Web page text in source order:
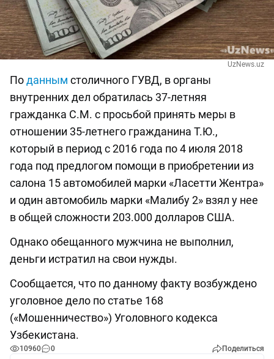
UzNews.uz
Поданным столичного ГУВД, в органы
внутренних дел обратилась 37-летняя
гражданка С.М. с просьбой принять меры в
отношении 35-летнего гражданина Т.Ю.,
который в период с 2016 года по 4 июля 2018
года под предлогом помощи в приобретении из
салона 15 автомобилей марки «Ласетти Жентра»
и один автомобиль марки «Малибу 2» взял у нее
в общей сложности 203.000 долларов США.
Однако обещанного мужчина не выполнил,
деньги истратил на свои нужды.
Сообщается, что по данному факту возбуждено
уголовное дело по статье 168
(«Мошенничество») Уголовного кодекса
Узбекистана.
10960 0 Поделиться